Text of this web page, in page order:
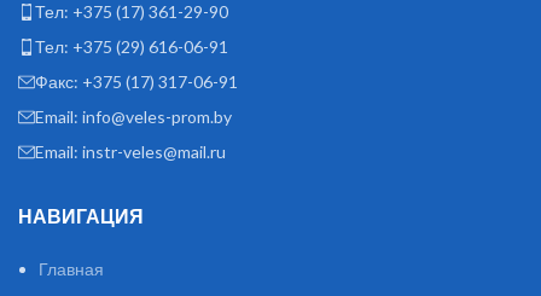
Тел: +375 (17) 361-29-90
Тел: +375 (29) 616-06-91
Факс: +375 (17) 317-06-91
Email: info@veles-prom.by
Email: instr-veles@mail.ru
НАВИГАЦИЯ
Главная